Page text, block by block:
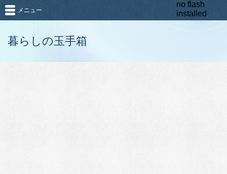
暮らしの玉手箱
メニュー
no flash
installed